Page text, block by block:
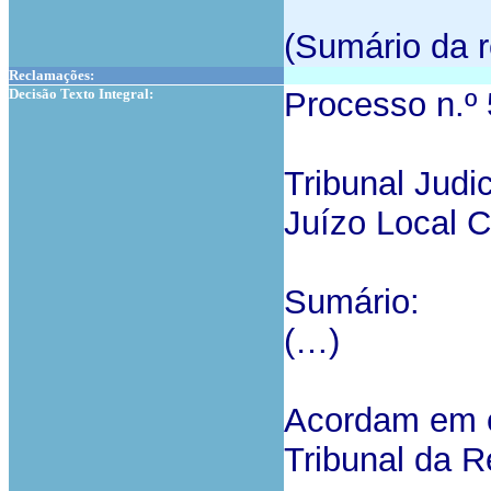
(Sumário da
Reclamações:
Decisão Texto Integral:
Processo
Tribunal
Juízo Local
Sumário:
(…)
Acordam em
Tribunal da